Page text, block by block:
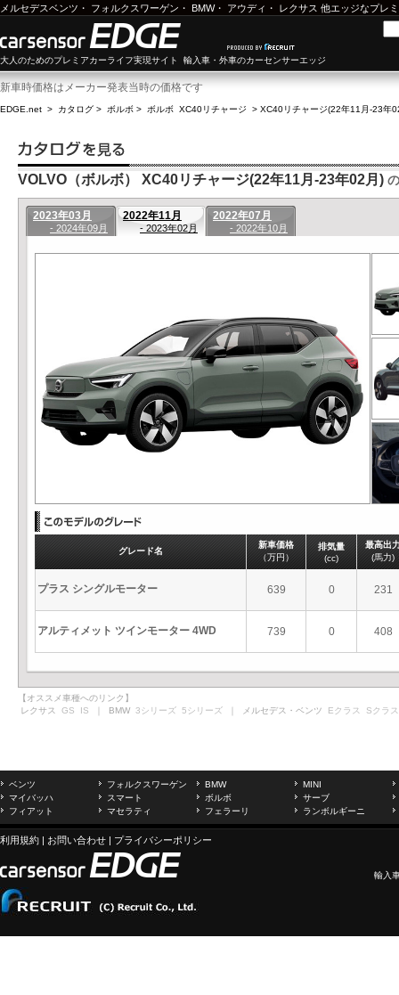
メルセデスベンツ ・ フォルクスワーゲン ・ BMW・ アウディ ・ レクサス 他エッジなプレ
大人のためのプレミアカーライフ実現サイト 輸入車・外車のカーセンサーエッジ
新車時価格はメーカー発表当時の価格です
EDGE.net > カタログ > ボルボ > ボルボ XC40リチャージ > XC40リチャージ(22年11月-23年
VOLVO（ボルボ） XC40リチャージ(22年11月-23年02月)
2023年03月
- 2024年09月
2022年11月
- 2023年02月
2022年07月
- 2022年10月
グレード名
新車価格
（万円）
排気量
(cc)
最高出
(馬力)
プラス シングルモーター 639 0 231
アルティメット ツインモーター 4WD 739 0 408
【オススメ車種へのリンク】
レクサス GS IS ｜ BMW 3シリーズ 5シリーズ ｜ メルセデス・ベンツ Eクラス Sクラス
ベンツ フォルクスワーゲン BMW
MINI
マイバッハ
スマート ボルボ
サーブ
フィアット
マセラティ フェラーリ ランボルギーニ
利用規約 | お問い合わせ | プライバシーポリシー
輸入